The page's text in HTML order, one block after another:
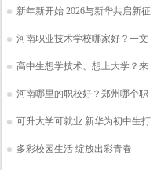
新年新开始 2026与新华共启新征
河南职业技术学校哪家好？一文
高中生想学技术、想上大学？来
河南哪里的职校好？郑州哪个职
可升大学可就业 新华为初中生打
多彩校园生活 绽放出彩青春